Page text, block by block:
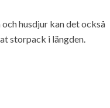
husdjur kan det också
storpack i längden.